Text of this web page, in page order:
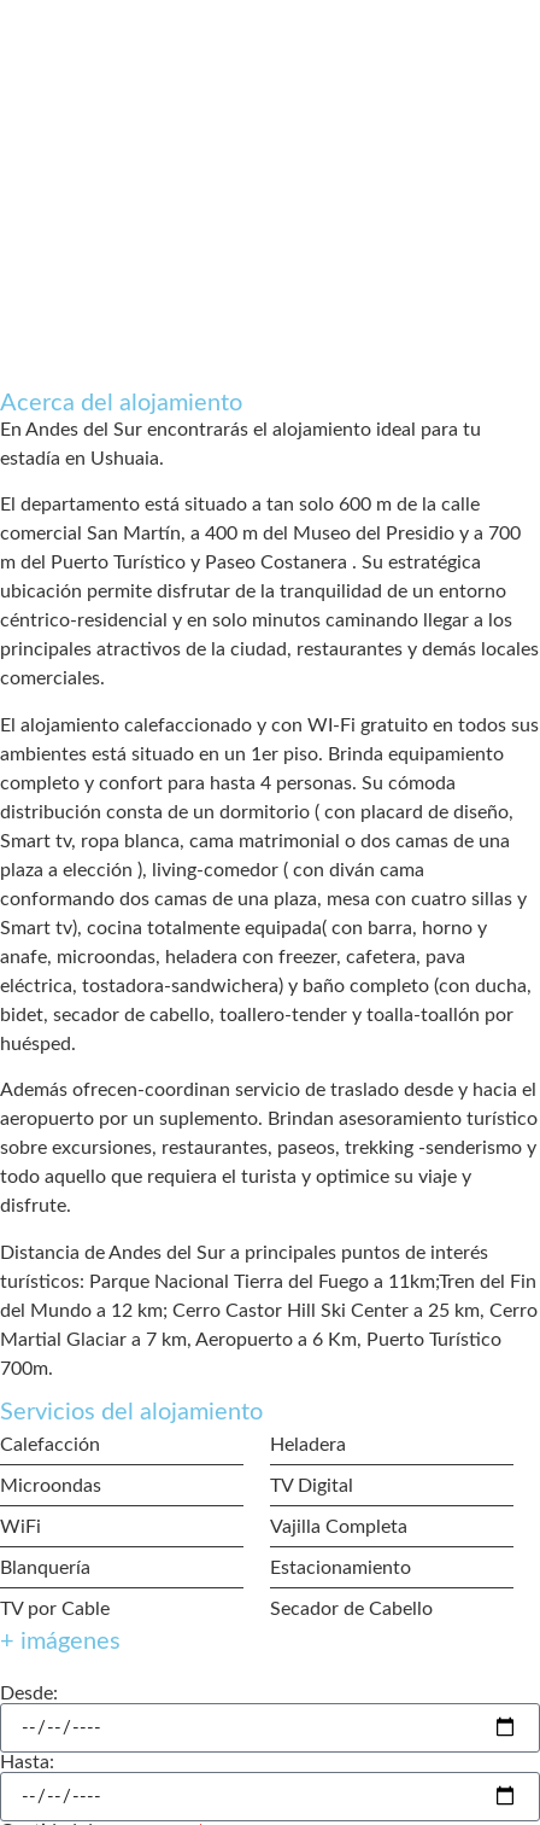
Acerca del alojamiento
En Andes del Sur encontrarás el alojamiento ideal para tu
estadía en Ushuaia.
El departamento está situado a tan solo 600 m de la calle
comercial San Martín, a 400 m del Museo del Presidio y a 700
m del Puerto Turístico y Paseo Costanera . Su estratégica
ubicación permite disfrutar de la tranquilidad de un entorno
céntrico-residencial y en solo minutos caminando llegar a los
principales atractivos de la ciudad, restaurantes y demás locales
comerciales.
El alojamiento calefaccionado y con WI-Fi gratuito en todos sus
ambientes está situado en un 1er piso. Brinda equipamiento
completo y confort para hasta 4 personas. Su cómoda
distribución consta de un dormitorio ( con placard de diseño,
Smart tv, ropa blanca, cama matrimonial o dos camas de una
plaza a elección ), living-comedor ( con diván cama
conformando dos camas de una plaza, mesa con cuatro sillas y
Smart tv), cocina totalmente equipada( con barra, horno y
anafe, microondas, heladera con freezer, cafetera, pava
eléctrica, tostadora-sandwichera) y baño completo (con ducha,
bidet, secador de cabello, toallero-tender y toalla-toallón por
huésped.
Además ofrecen-coordinan servicio de traslado desde y hacia el
aeropuerto por un suplemento. Brindan asesoramiento turístico
sobre excursiones, restaurantes, paseos, trekking -senderismo y
todo aquello que requiera el turista y optimice su viaje y
disfrute.
Distancia de Andes del Sur a principales puntos de interés
turísticos: Parque Nacional Tierra del Fuego a 11km;Tren del Fin
del Mundo a 12 km; Cerro Castor Hill Ski Center a 25 km, Cerro
Martial Glaciar a 7 km, Aeropuerto a 6 Km, Puerto Turístico
700m.
Servicios del alojamiento
Calefacción Heladera
Microondas TV Digital
WiFi Vajilla Completa
Blanquería Estacionamiento
TV por Cable Secador de Cabello
+ imágenes
Desde:
Hasta: